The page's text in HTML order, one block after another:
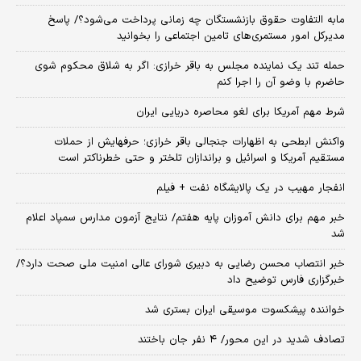
مابه التفاوت حقوق بازنشستگان چه زمانی پرداخت می‌شود؟/ پاسخ
مدیرکل امور مستمری‌های تامین اجتماعی را بخوانید
حمله تند یک نماینده مجلس به باقر خرازی: اگر به شلاق محکوم شوی
حاضرم با وضو آن را اجرا کنم
شرط مهم آمریکا برای لغو محاصره دریایی ایران
واکنش ابطحی به اظهارات جنجالی باقر خرازی؛ حرفهایش از حملات
مستقیم آمریکا و اسرائیل و براندازان تلختر و حتی خطرناکتر است
انفجار مهیب در یک پالایشگاه نفت + فیلم
خبر مهم برای دانش آموزان پایه هفتم/ نتایج آزمون مدارس سمپاد اعلام
شد
خبر انتصاب محسن رضایی به دبیری شورای عالی امنیت ملی صحت دارد؟/
خبرگزاری فارس توضیح داد
خواننده پیشکسوت موسیقی ایران بستری شد
تصادف شدید در این محور/ ۴ نفر جان باختند